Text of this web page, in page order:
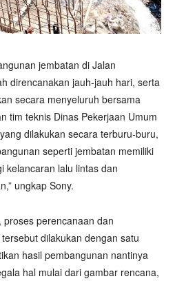
jembatan di Jalan
direncanakan jauh-jauh hari, serta
secara menyeluruh bersama
tim teknis Dinas Pekerjaan Umum
dilakukan secara terburu-buru,
seperti jembatan memiliki
kelancaran lalu lintas dan
ungkap Sony.
perencanaan dan
dilakukan dengan satu
hasil pembangunan nantinya
hal mulai dari gambar rencana,